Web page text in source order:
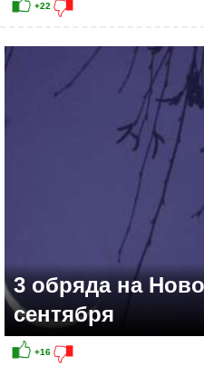
+10
3 обряда на
сентября